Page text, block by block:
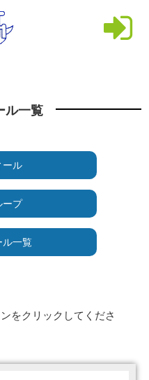
ル一覧
ール
ープ
ル一覧
をクリックしてくださ